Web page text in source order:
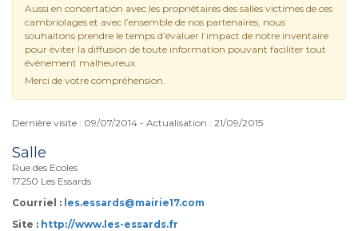
Aussi en concertation avec les propriétaires des salles victimes de ces
cambriolages et avec l’ensemble de nos partenaires, nous
souhaitons prendre le temps d’évaluer l’impact de notre inventaire
pour éviter la diffusion de toute information pouvant faciliter tout
évènement malheureux.
Merci de votre compréhension.
Dernière visite : 09/07/2014 - Actualisation : 21/09/2015
Salle
Rue des Ecoles
17250 Les Essards
Courriel : les.essards@mairie17.com
Site : http://www.les-essards.fr